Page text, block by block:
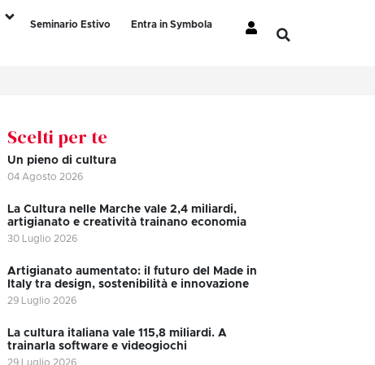
Seminario Estivo
Entra in Symbola
Scelti per te
Un pieno di cultura
04 Agosto 2026
La Cultura nelle Marche vale 2,4 miliardi,
artigianato e creatività trainano economia
30 Luglio 2026
Artigianato aumentato: il futuro del Made in
Italy tra design, sostenibilità e innovazione
29 Luglio 2026
La cultura italiana vale 115,8 miliardi. A
trainarla software e videogiochi
29 Luglio 2026